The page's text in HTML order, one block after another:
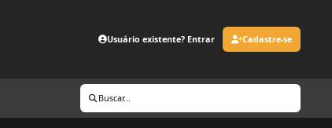
Usuário existente? Entrar Cadastre-se
Buscar...